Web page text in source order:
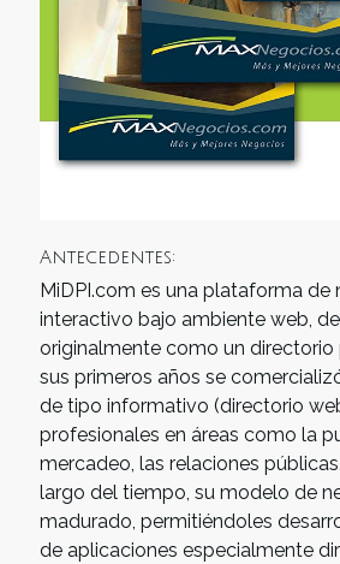
Antecedentes:
MiDPI.com es una plataforma de
interactivo bajo ambiente web,
originalmente como un directorio
sus primeros años se
de tipo informativo (directorio
profesionales en áreas como la
mercadeo, las relaciones
largo del tiempo, su modelo de
madurado, permitiéndoles
de aplicaciones especialmente